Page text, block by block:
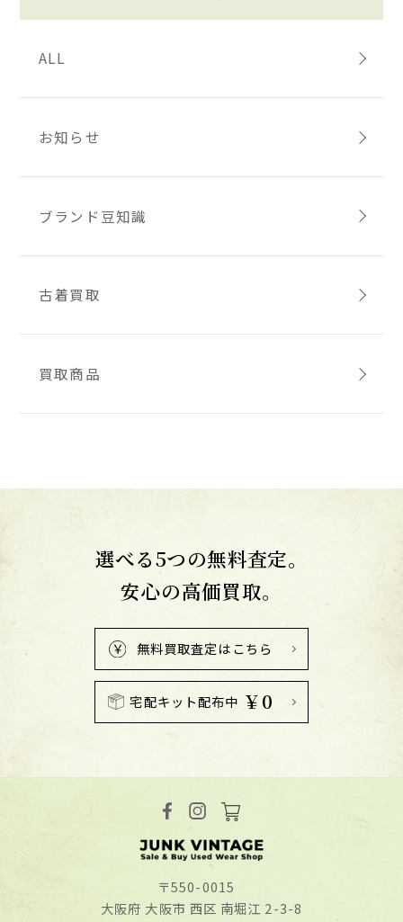
ALL
お知らせ
ブランド豆知識
古着買取
買取商品
選べる5つの無料査定。
安心の高価買取。
無料買取査定はこちら
宅配キット配布中 ￥0
〒550-0015
⼤阪府 ⼤阪市 ⻄区 南堀江 2-3-8